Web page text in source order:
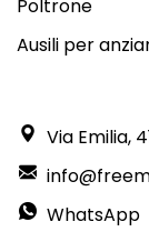
Poltrone
Ausili per
Via Emilia,
WhatsApp